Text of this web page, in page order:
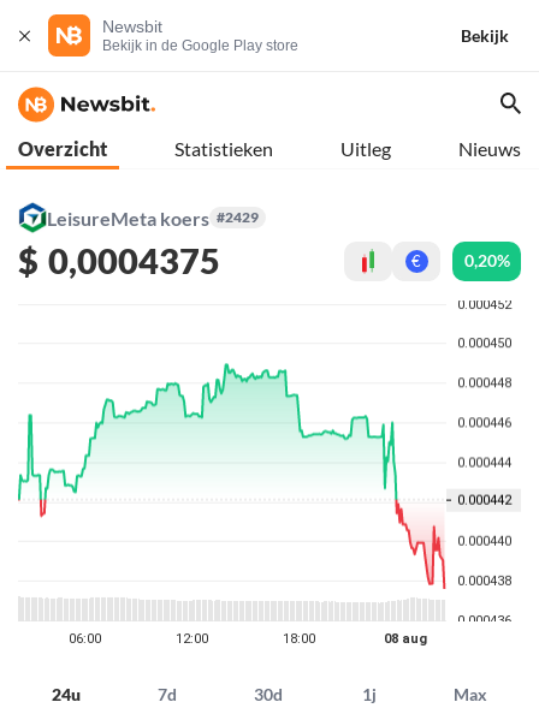
Newsbit
Bekijk in de Google Play store
Bekijk
Overzicht Statistieken Uitleg Nieuws
LeisureMeta koers #2429
$ 0,0004375 € 0,20%
24u 7d 30d 1j Max